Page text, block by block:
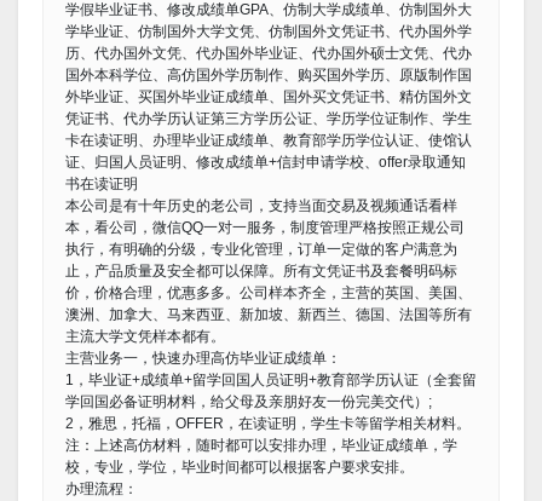
学假毕业证书、修改成绩单GPA、仿制大学成绩单、仿制国外大
学毕业证、仿制国外大学文凭、仿制国外文凭证书、代办国外学
历、代办国外文凭、代办国外毕业证、代办国外硕士文凭、代办
国外本科学位、高仿国外学历制作、购买国外学历、原版制作国
外毕业证、买国外毕业证成绩单、国外买文凭证书、精仿国外文
凭证书、代办学历认证第三方学历公证、学历学位证制作、学生
卡在读证明、办理毕业证成绩单、教育部学历学位认证、使馆认
证、归国人员证明、修改成绩单+信封申请学校、offer录取通知
书在读证明
本公司是有十年历史的老公司，支持当面交易及视频通话看样
本，看公司，微信QQ一对一服务，制度管理严格按照正规公司
执行，有明确的分级，专业化管理，订单一定做的客户满意为
止，产品质量及安全都可以保障。所有文凭证书及套餐明码标
价，价格合理，优惠多多。公司样本齐全，主营的英国、美国、
澳洲、加拿大、马来西亚、新加坡、新西兰、德国、法国等所有
主流大学文凭样本都有。
主营业务一，快速办理高仿毕业证成绩单：
1，毕业证+成绩单+留学回国人员证明+教育部学历认证（全套留
学回国必备证明材料，给父母及亲朋好友一份完美交代）;
2，雅思，托福，OFFER，在读证明，学生卡等留学相关材料。
注：上述高仿材料，随时都可以安排办理，毕业证成绩单，学
校，专业，学位，毕业时间都可以根据客户要求安排。
办理流程：